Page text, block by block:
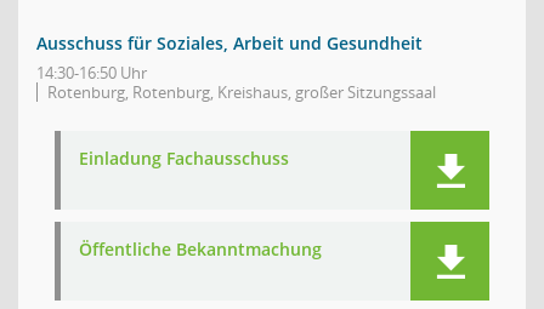
Ausschuss für Soziales, Arbeit und Gesundheit
14:30-16:50 Uhr
Rotenburg, Rotenburg, Kreishaus, großer Sitzungssaal
Einladung Fachausschuss
Öffentliche Bekanntmachung